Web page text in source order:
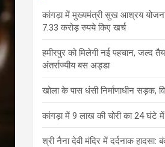
कांगड़ा में मुख्यमंत्री सुख आश्रय योजना
7.33 करोड़ रुपये किए खर्च
हमीरपुर को मिलेगी नई पहचान, जल्द
अंतर्राज्यीय बस अड्डा
खोला के पास धंसी निर्माणाधीन सड़क,
कांगड़ा में 9 लाख की चोरी का 24 घंटे में
श्री नैना देवी मंदिर में दर्दनाक